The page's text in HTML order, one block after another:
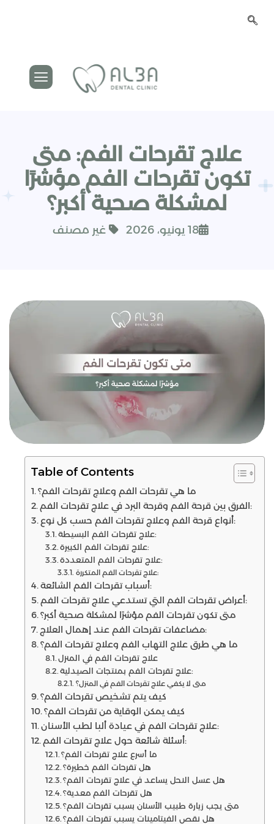
علاج تقرحات الفم: متى
تكون تقرحات الفم مؤشرًا
لمشكلة صحية أكبر؟
18 يونيو، 2026 غير مصنف
Table of Contents
ما هي تقرحات الفم وعلاج تقرحات الفم؟
الفرق بين قرحة الفم وقرحة البرد في علاج تقرحات الفم:
أنواع قرحة الفم وعلاج تقرحات الفم حسب كل نوع:
علاج تقرحات الفم البسيطة:
علاج تقرحات الفم الكبيرة:
علاج تقرحات الفم المتعددة:
علاج تقرحات الفم المتكررة:
أسباب تقرحات الفم الشائعة:
أعراض تقرحات الفم التي تستدعي علاج تقرحات الفم:
متى تكون تقرحات الفم مؤشرًا لمشكلة صحية أكبر؟
مضاعفات تقرحات الفم عند إهمال العلاج:
ما هي طرق علاج التهاب الفم وعلاج تقرحات الفم؟
علاج تقرحات الفم في المنزل
علاج تقرحات الفم بمنتجات الصيدلية:
متى لا يكفي علاج تقرحات الفم في المنزل؟
كيف يتم تشخيص تقرحات الفم؟
كيف يمكن الوقاية من تقرحات الفم؟
علاج تقرحات الفم في عيادة ألبا لطب الأسنان:
أسئلة شائعة حول علاج تقرحات الفم:
ما أسرع علاج تقرحات الفم؟
هل تقرحات الفم خطيرة؟
هل عسل النحل يساعد في علاج تقرحات الفم؟
هل تقرحات الفم معدية؟
متى يجب زيارة طبيب الأسنان بسبب تقرحات الفم؟
هل نقص الفيتامينات يسبب تقرحات الفم؟